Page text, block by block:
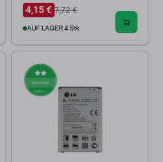
4,15 € 7,72 €
AUF LAGER 4 Stk